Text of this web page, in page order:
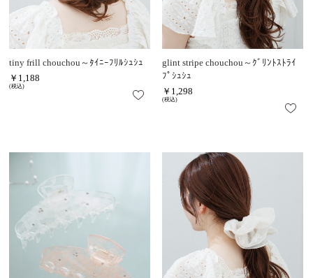
tiny frill chouchou～ﾀｲﾆｰﾌﾘﾙｼｭｼｭ
￥1,188
(税込)
glint stripe chouchou～ｸﾞﾘﾝﾄｽﾄﾗｲ
ﾌﾟｼｭｼｭ
￥1,298
(税込)